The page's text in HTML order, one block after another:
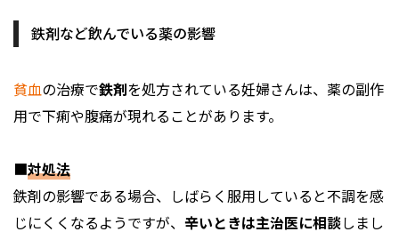
鉄剤など飲んでいる薬の影響
貧血の治療で鉄剤を処方されている妊婦さんは、薬の副作
用で下痢や腹痛が現れることがあります。
■対処法
鉄剤の影響である場合、しばらく服用していると不調を感
じにくくなるようですが、 辛いときは主治医に相談しまし